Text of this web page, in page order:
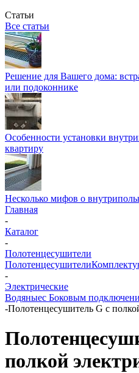
Статьи
Все статьи
Решение для Вашего дома:
или подоконнике
Особенности установки
квартиру
Несколько мифов о
Главная
-
Каталог
-
Полотенцесушители
Полотенцесушители
-
Электрические
Водяныес Боковым
-Полотенцесушитель G с
полкой